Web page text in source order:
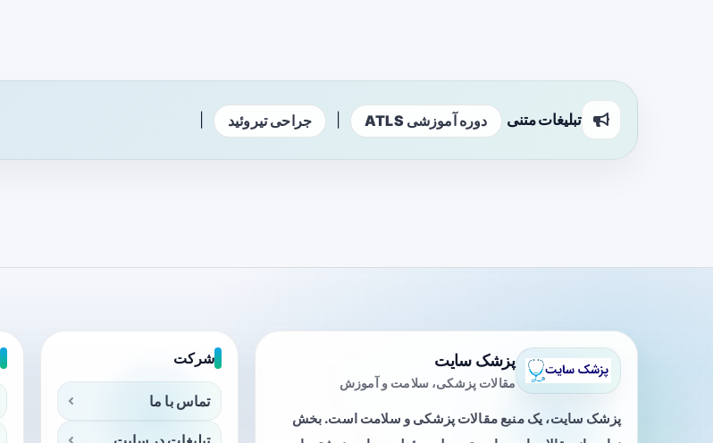
تبلیغات متنی دوره آموزشی ATLS جراحی تیروئید
پزشک سایت
مقالات پزشکی، سلامت و آموزش
پزشک سایت، یک منبع مقالات پزشکی و سلامت است. بخش
شرکت
تماس با ما